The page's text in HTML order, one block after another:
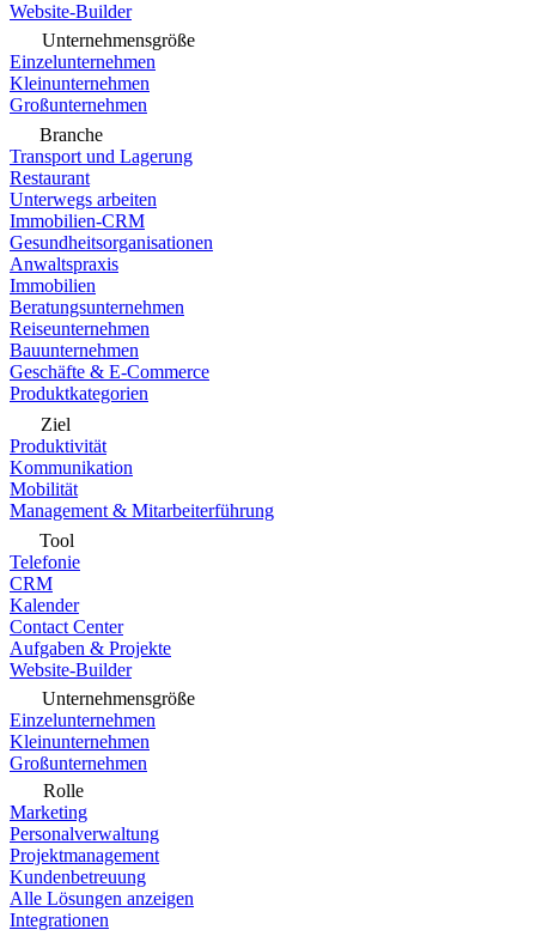
Website-Builder
Unternehmensgröße
Einzelunternehmen
Kleinunternehmen
Großunternehmen
Branche
Transport und Lagerung
Restaurant
Unterwegs arbeiten
Immobilien-CRM
Gesundheitsorganisationen
Anwaltspraxis
Immobilien
Beratungsunternehmen
Reiseunternehmen
Bauunternehmen
Geschäfte & E-Commerce
Produktkategorien
Ziel
Produktivität
Kommunikation
Mobilität
Management & Mitarbeiterführung
Tool
Telefonie
CRM
Kalender
Contact Center
Aufgaben & Projekte
Website-Builder
Unternehmensgröße
Einzelunternehmen
Kleinunternehmen
Großunternehmen
Rolle
Marketing
Personalverwaltung
Projektmanagement
Kundenbetreuung
Alle Lösungen anzeigen
Integrationen